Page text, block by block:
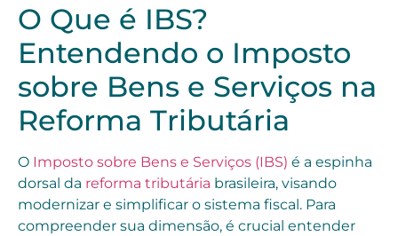
O Que é IBS?
Entendendo o Imposto
sobre Bens e Serviços na
Reforma Tributária
O Imposto sobre Bens e Serviços (IBS) é a espinha
dorsal da reforma tributária brasileira, visando
modernizar e simplificar o sistema fiscal. Para
compreender sua dimensão, é crucial entender